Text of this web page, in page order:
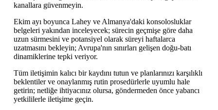
kanallara güvenmeyin.
Ekim ayı boyunca Lahey ve Almanya'daki konsolosluklar
belgeleri yakından inceleyecek; sürecin geçmişe göre daha
uzun sürmesini ve potansiyel olarak süreyi haftalarca
uzatmasını bekleyin; Avrupa'nın sınırları gelişen doğu-batı
dinamiklerine tepki veriyor.
Tüm iletişimin kalıcı bir kaydını tutun ve planlarınızı karşılıklı
beklentiler ve onaylanmış rutin prosedürlerle uyumlu hale
getirin; netliğe ihtiyacınız olursa, göndermeden önce yabancı
yetkililerle iletişime geçin.